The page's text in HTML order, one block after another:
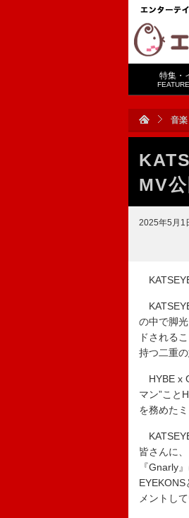
特集・
音楽
MV公
2025年5月1
の中で脚
ドされる
持つ二重
HYBE x
マン”こと
を務めた
皆さんに
『Gnarly
メントして